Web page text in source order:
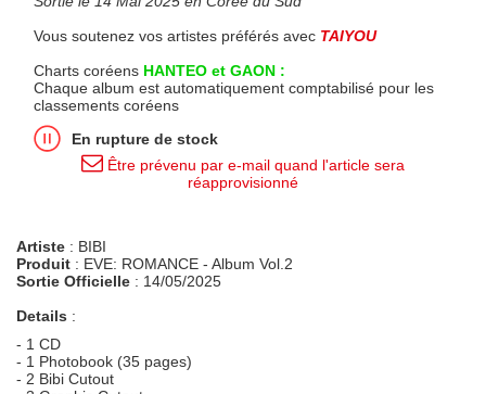
Vous soutenez vos artistes préférés avec TAIYOU
Charts coréens HANTEO et GAON :
Chaque album est automatiquement comptabilisé pour les
classements coréens
En rupture de stock
Être prévenu par e-mail quand l'article sera
réapprovisionné
Artiste : BIBI
Produit : EVE: ROMANCE - Album Vol.2
Sortie Officielle : 14/05/2025
Details :
- 1 CD
- 1 Photobook (35 pages)
- 2 Bibi Cutout